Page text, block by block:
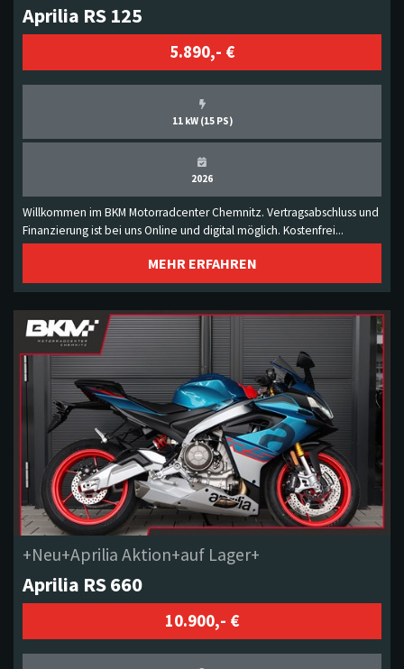
Aprilia RS 125
5.890,- €
11 kW (15 PS)
2026
Willkommen im BKM Motorradcenter Chemnitz. Vertragsabschluss und
Finanzierung ist bei uns Online und digital möglich. Kostenfrei...
MEHR ERFAHREN
+Neu+Aprilia Aktion+auf Lager+
Aprilia RS 660
10.900,- €